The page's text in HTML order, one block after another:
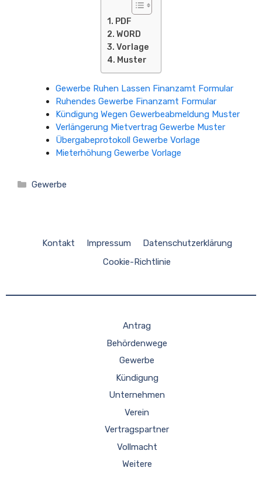
PDF
WORD
Vorlage
Muster
Gewerbe Ruhen Lassen Finanzamt Formular
Ruhendes Gewerbe Finanzamt Formular
Kündigung Wegen Gewerbeabmeldung Muster
Verlängerung Mietvertrag Gewerbe Muster
Übergabeprotokoll Gewerbe Vorlage
Mieterhöhung Gewerbe Vorlage
Kategorien
Gewerbe
Kontakt Impressum
Datenschutzerklärung
Cookie-Richtlinie
Antrag
Behördenwege
Gewerbe
Kündigung
Unternehmen
Verein
Vertragspartner
Vollmacht
Weitere